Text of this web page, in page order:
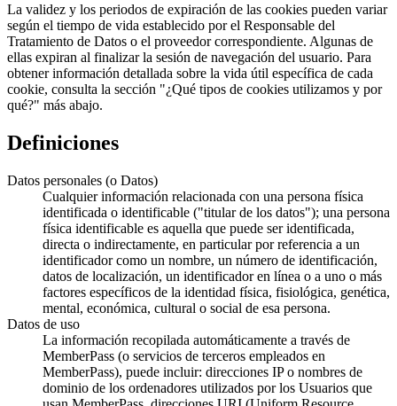
La validez y los periodos de expiración de las cookies pueden variar
según el tiempo de vida establecido por el Responsable del
Tratamiento de Datos o el proveedor correspondiente. Algunas de
ellas expiran al finalizar la sesión de navegación del usuario. Para
obtener información detallada sobre la vida útil específica de cada
cookie, consulta la sección "¿Qué tipos de cookies utilizamos y por
qué?" más abajo.
Definiciones
Datos personales (o Datos)
Cualquier información relacionada con una persona física
identificada o identificable ("titular de los datos"); una persona
física identificable es aquella que puede ser identificada,
directa o indirectamente, en particular por referencia a un
identificador como un nombre, un número de identificación,
datos de localización, un identificador en línea o a uno o más
factores específicos de la identidad física, fisiológica, genética,
mental, económica, cultural o social de esa persona.
Datos de uso
La información recopilada automáticamente a través de
MemberPass (o servicios de terceros empleados en
MemberPass), puede incluir: direcciones IP o nombres de
dominio de los ordenadores utilizados por los Usuarios que